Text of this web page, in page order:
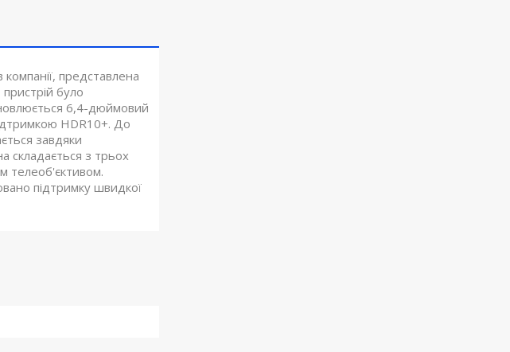
представлена
було
6,4-дюймовий
HDR10+. До
завдяки
складається з трьох
телеоб'єктивом.
підтримку швидкої